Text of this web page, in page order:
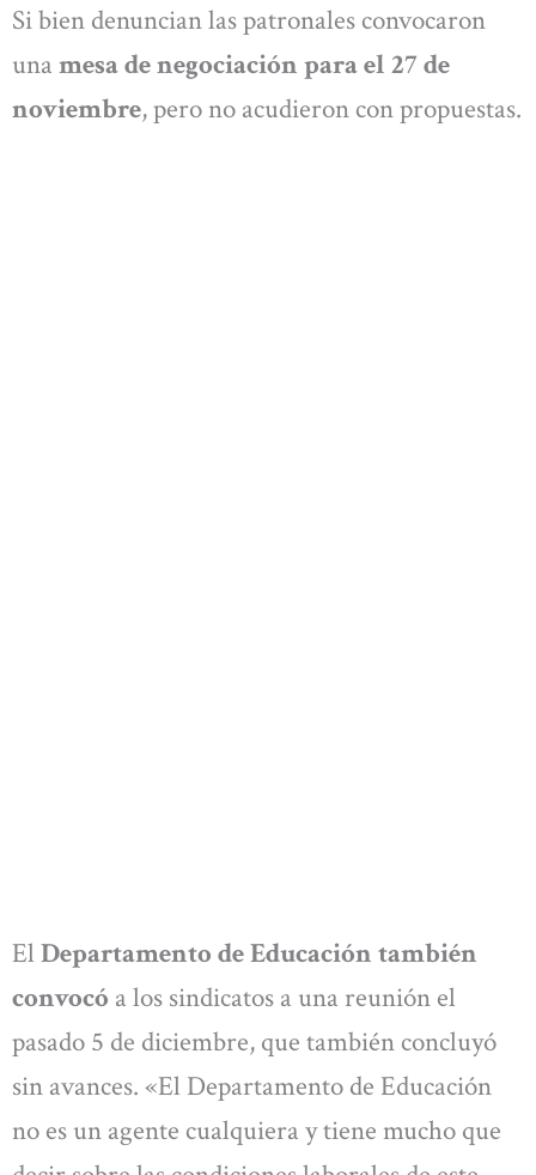
Si bien denuncian las patronales convocaron
una mesa de negociación para el 27 de
noviembre, pero no acudieron con propuestas.
El Departamento de Educación también
convocó a los sindicatos a una reunión el
pasado 5 de diciembre, que también concluyó
sin avances. «El Departamento de Educación
no es un agente cualquiera y tiene mucho que